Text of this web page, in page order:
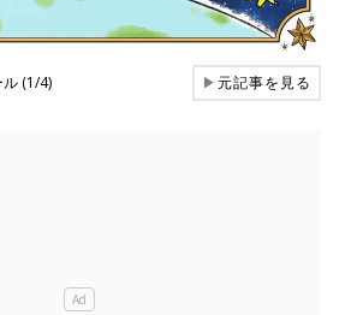
(1/4) ▶元記事を見る